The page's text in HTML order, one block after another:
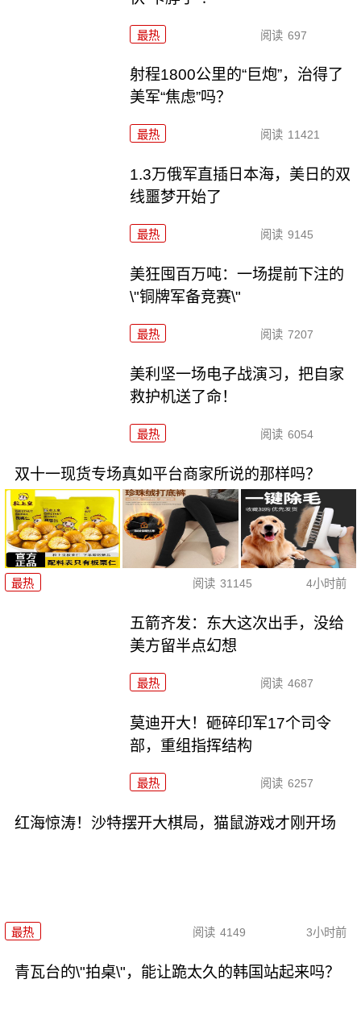
最热 阅读 697
射程1800公里的“巨炮”，治得了
美军“焦虑”吗？
最热 阅读 11421
1.3万俄军直插日本海，美日的双
线噩梦开始了
最热 阅读 9145
美狂囤百万吨：一场提前下注的
\"铜牌军备竞赛\"
最热 阅读 7207
美利坚一场电子战演习，把自家
救护机送了命！
最热 阅读 6054
双十一现货专场真如平台商家所说的那样吗？
最热 阅读 31145 4小时前
五箭齐发：东大这次出手，没给
美方留半点幻想
最热 阅读 4687
莫迪开大！砸碎印军17个司令
部，重组指挥结构
最热 阅读 6257
红海惊涛！沙特摆开大棋局，猫鼠游戏才刚开场
最热 阅读 4149 3小时前
青瓦台的\"拍桌\"，能让跪太久的韩国站起来吗？